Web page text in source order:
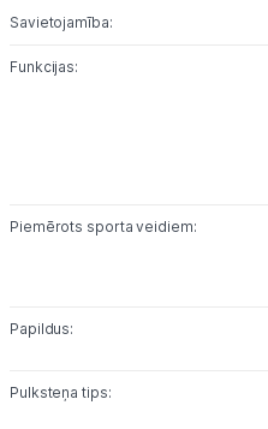
Savietojamība:
Funkcijas:
Piemērots sporta veidiem:
Papildus:
Pulksteņa tips: